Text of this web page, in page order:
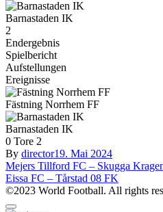
Barnastaden IK
2
Endergebnis
Spielbericht
Aufstellungen
Ereignisse
Fästning Norrhem FF
Barnastaden IK
0 Tore 2
By director19. Mai 2024
Beitragsnavigation
Mejers Tillford FC – Skugga
Eissa FC – Tårstad 08 FK
©2023 World Football. All rights